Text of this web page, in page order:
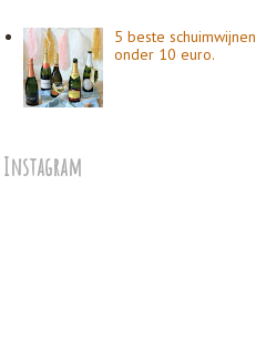
5 beste schuimwijnen
onder 10 euro.
Instagram